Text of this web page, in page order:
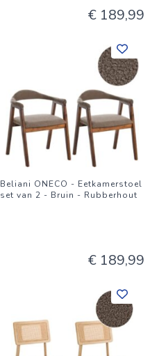
€ 189,99
Beliani ONECO - Eetkamerstoel
set van 2 - Bruin - Rubberhout
€ 189,99